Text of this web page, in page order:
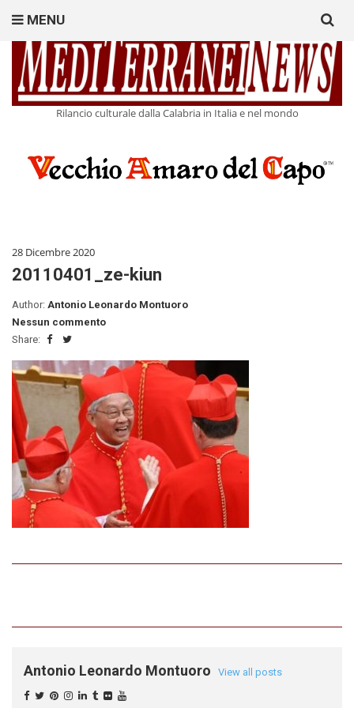
Rilancio culturale dalla Calabria in Italia e nel mondo
MENU
for:
28 Dicembre 2020
20110401_ze-kiun
Author: Antonio Leonardo Montuoro
Nessun commento
Share:
Antonio Leonardo Montuoro View all posts